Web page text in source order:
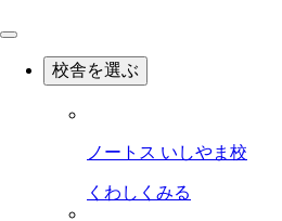
校舎を選ぶ
ノートス いしやま校
くわしくみる